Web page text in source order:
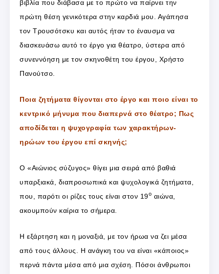
βιβλία που διάβασα με το πρώτο να παίρνει την
πρώτη θέση γενικότερα στην καρδιά μου. Αγάπησα
τον Τρουσότσκυ και αυτός ήταν το έναυσμα να
διασκευάσω αυτό το έργο για θέατρο, ύστερα από
συνεννόηση με τον σκηνοθέτη του έργου, Χρήστο
Πανούτσο.
Ποια ζητήματα θίγονται στο έργο και ποιο είναι το
κεντρικό μήνυμα που διαπερνά στο θέατρο; Πως
αποδίδεται η ψυχογραφία των χαρακτήρων-
ηρώων του έργου επί σκηνής;
Ο «Αιώνιος σύζυγος» θίγει μια σειρά από βαθιά
υπαρξιακά, διαπροσωπικά και ψυχολογικά ζητήματα,
που, παρότι οι ρίζες τους είναι στον 19ο αιώνα,
ακουμπούν καίρια το σήμερα.
Η εξάρτηση και η μοναξιά, με τον ήρωα να ζει μέσα
από τους άλλους. Η ανάγκη του να είναι «κάποιος»
περνά πάντα μέσα από μια σχέση. Πόσοι άνθρωποι